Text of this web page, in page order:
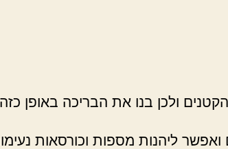
ולכן בנו את הבריכה באופן
ליהנות מספות וכורסאות